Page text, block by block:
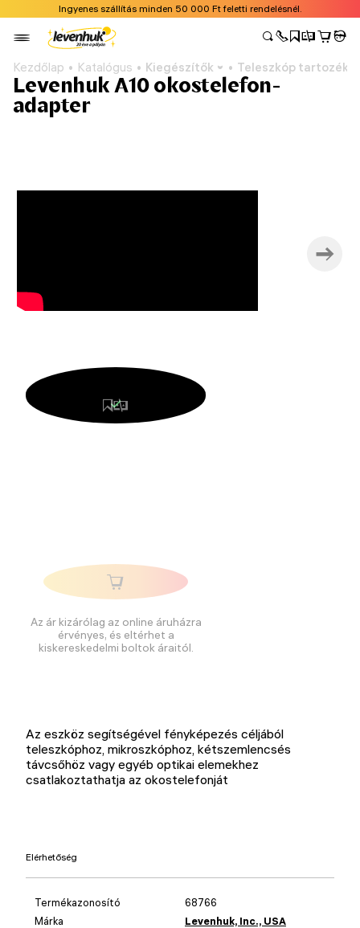
Ingyenes szállítás minden 50 000 Ft feletti rendelésnél.
Kezdőlap Katalógus Kiegészítők Teleszkóp
Levenhuk A10 okostelefon-
adapter
Az ár kizárólag az online áruházra
érvényes, és eltérhet a
kiskereskedelmi boltok áraitól.
Az eszköz segítségével fényképezés céljából
teleszkóphoz, mikroszkóphoz, kétszemlencsés
távcsőhöz vagy egyéb optikai elemekhez
csatlakoztathatja az okostelefonját
Elérhetőség
Termékazonosító
68766
Márka
Levenhuk, Inc., USA